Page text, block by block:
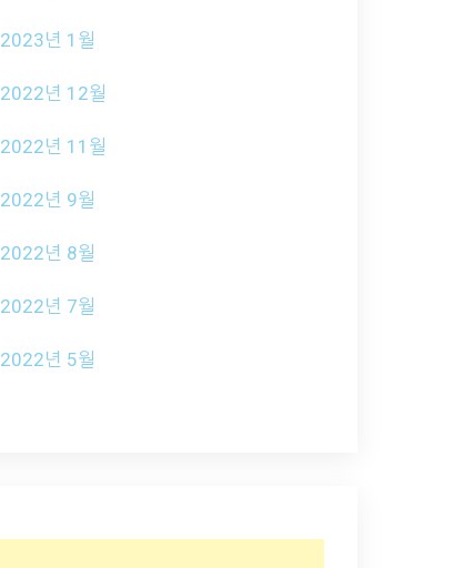
2023년 1월
2022년 12월
2022년 11월
2022년 9월
2022년 8월
2022년 7월
2022년 5월